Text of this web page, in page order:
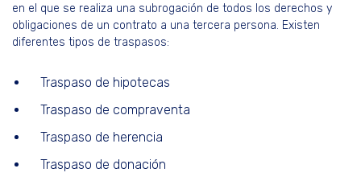
en el que se realiza una subrogación de todos los derechos y
obligaciones de un contrato a una tercera persona. Existen
diferentes tipos de traspasos:
Traspaso de hipotecas
Traspaso de compraventa
Traspaso de herencia
Traspaso de donación